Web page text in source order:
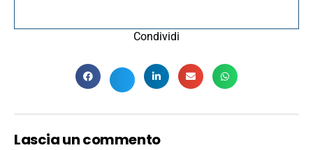
Condividi
Lascia un commento